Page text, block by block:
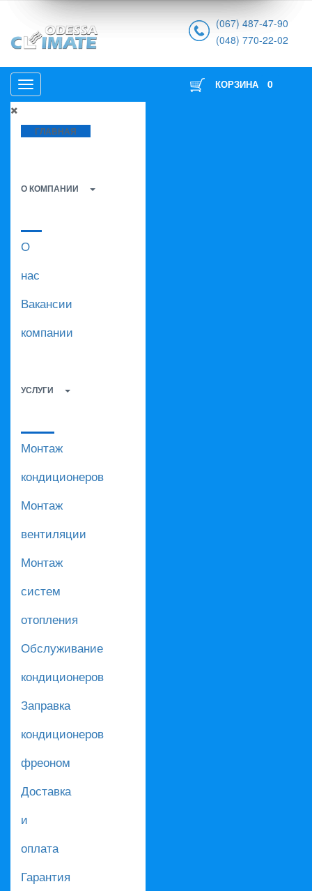
(067) 487-47-90
(048) 770-22-02
ГЛАВНАЯ
О КОМПАНИИ
О
нас
Вакансии
компании
УСЛУГИ
Монтаж
кондиционеров
Монтаж
вентиляции
Монтаж
систем
отопления
Обслуживание
кондиционеров
Заправка
кондиционеров
фреоном
Доставка
и
оплата
Гарантия
КОРЗИНА 0